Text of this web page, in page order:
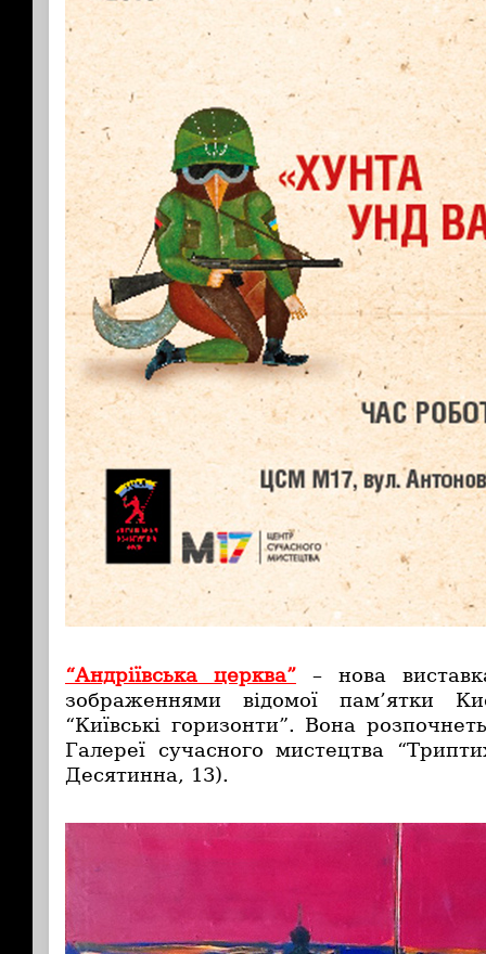
“Андріївська церква” – нова
зображеннями відомої пам’ятки
“Київські горизонти”. Вона
Галереї сучасного мистецтва
Десятинна, 13).